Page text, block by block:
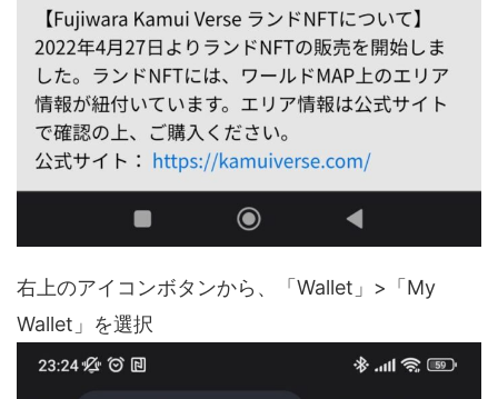
右上のアイコンボタンから、「Wallet」>「My
Wallet」を選択